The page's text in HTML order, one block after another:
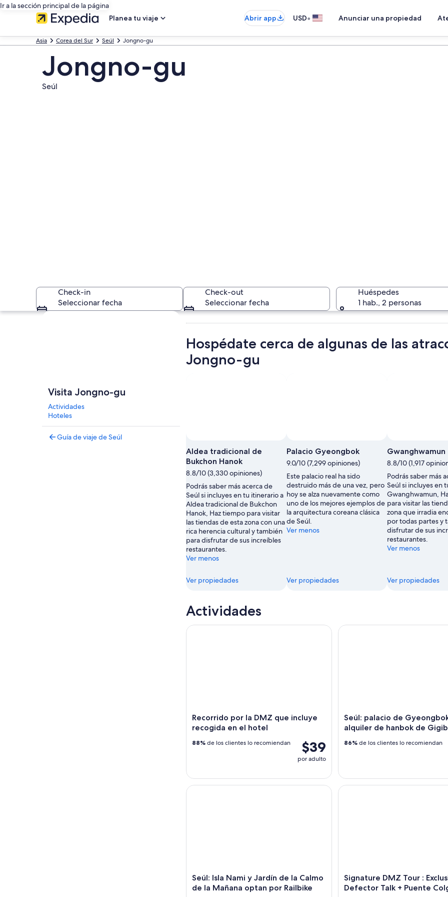
Ir a la sección principal de la página
Planea tu viaje
Abrir app USD• Anunciar una propiedad
Asia Corea del Sur Seúl Jongno-gu
Jongno-gu
Seúl
Un
Check-in
Seleccionar fecha
Check-out
Seleccionar fecha
Huéspedes
1 hab., 2 personas
Explorar mapa
Visita Jongno-gu
Actividades
Hoteles
Guía de viaje de Seúl
Hospédate cerca de algunas de las
Jongno-gu
Aldea tradicional de
Bukchon Hanok
8.8/10 (3,330 opiniones)
Podrás saber más acerca de
Seúl si incluyes en tu itinerario a
Aldea tradicional de Bukchon
Hanok, Haz tiempo para visitar
las tiendas de esta zona con una
rica herencia cultural y también
para disfrutar de sus increíbles
restaurantes.
Ver menos
Ver propiedades
Palacio Gyeongbok
9.0/10 (7,299 opiniones)
Este palacio real ha sido
destruido más de una vez, pero
hoy se alza nuevamente como
uno de los mejores ejemplos de
la arquitectura coreana clásica
de Seúl.
Ver menos
Ver propiedades
Gwanghwamun
8.8/10 (1,917
Podrás saber más
Seúl si incluyes en
Gwanghwamun,
para visitar las
zona que irradia
por todas partes y
disfrutar de sus
restaurantes.
Ver menos
Ver propiedades
Actividades
Recorrido por la DMZ que incluye
recogida en el hotel
$39
por adulto
88% de los clientes lo recomiendan
Recorrido por la DMZ que incluye recogida en el hotel
Seúl: palacio de
alquiler de hanbok de
86% de los clientes lo recomiendan
Seúl: palacio de Gyeongbok
Seúl: Isla Nami y Jardín de la Calmo
de la Mañana optan por Railbike
Seúl: Isla Nami y Jardín de la Calmo de la Mañana optan por Railbike
Signature DMZ Tour :
Defector Talk + Puente
Signature DMZ Tour :